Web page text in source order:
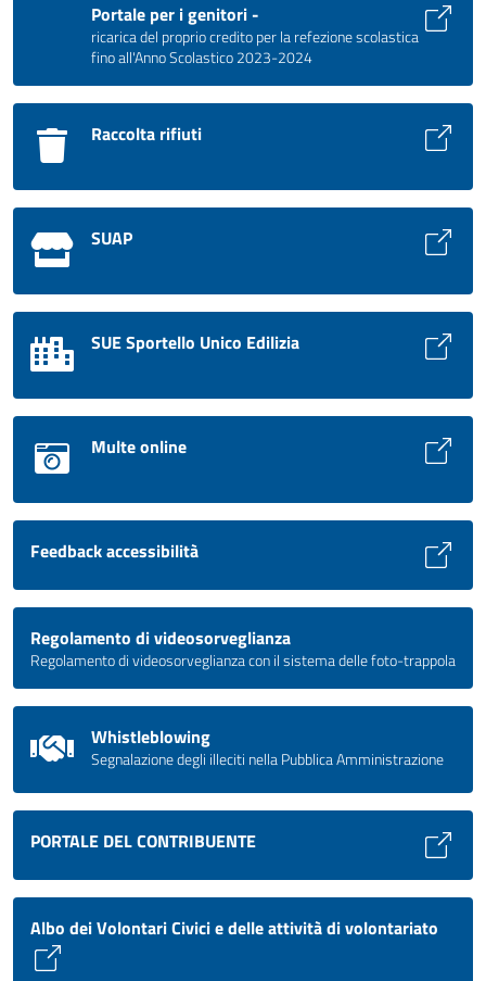
Portale per i genitori -
ricarica del proprio credito per la refezione scolastica
fino all'Anno Scolastico 2023-2024
Raccolta rifiuti
SUAP
SUE Sportello Unico Edilizia
Multe online
Feedback accessibilità
Regolamento di videosorveglianza
Regolamento di videosorveglianza con il sistema delle foto-trappola
Whistleblowing
Segnalazione degli illeciti nella Pubblica Amministrazione
PORTALE DEL CONTRIBUENTE
Albo dei Volontari Civici e delle attività di volontariato